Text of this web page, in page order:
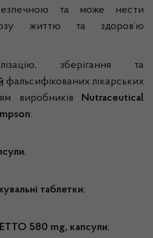
та може нести
життю та здоров’ю
зберігання та
фальсифікованих лікарських
виробників Nutraceutical
:
;
таблетки;
580 mg, капсули;